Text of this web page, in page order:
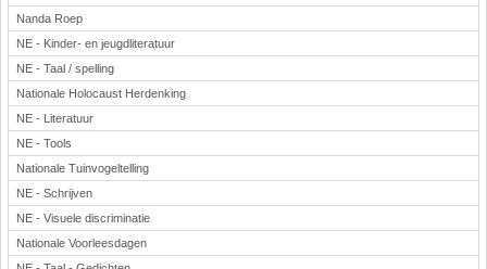
Nanda Roep
NE - Kinder- en jeugdliteratuur
NE - Taal / spelling
Nationale Holocaust Herdenking
NE - Literatuur
NE - Tools
Nationale Tuinvogeltelling
NE - Schrijven
NE - Visuele discriminatie
Nationale Voorleesdagen